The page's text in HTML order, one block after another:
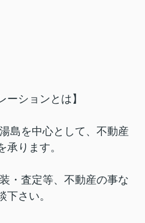
ーションとは】
島を中心として、不動産
承ります。
・査定等、不動産の事な
下さい。